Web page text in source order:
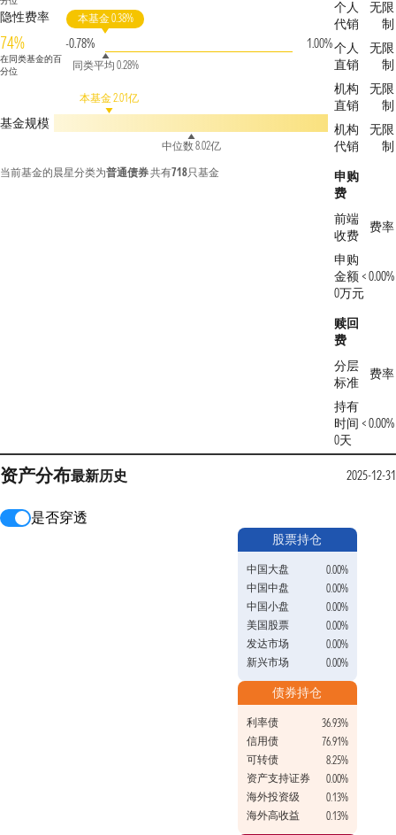
隐性费率
74%
在同类基金的百
分位
-0.78%
本基金 0.38%
同类平均 0.28%
1.00%
基金规模
本基金 2.01亿
中位数 8.02亿
当前基金的晨星分类为普通债券共有718只基金
个人
代销
无限
制
个人
直销
无限
制
机构
直销
无限
制
机构
代销
无限
制
申购
费
前端
收费
费率
申购
金额 <
0万元
0.00%
赎回
费
分层
标准
费率
持有
时间 <
0天
0.00%
资产分布最新历史 2025-12-31
是否穿透
股票持仓
中国大盘
0.00%
中国中盘
0.00%
中国小盘
0.00%
美国股票
0.00%
发达市场
0.00%
新兴市场
0.00%
债券持仓
利率债
36.93%
信用债
76.91%
可转债
8.25%
资产支持证券
0.00%
海外投资级
0.13%
海外高收益
0.13%